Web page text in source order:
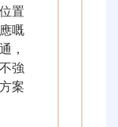
置
嘅
，
強
案